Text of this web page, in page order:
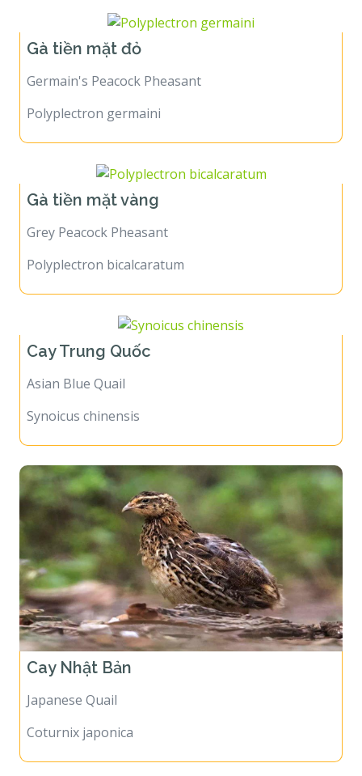
Gà tiền mặt đỏ
Germain's Peacock Pheasant
Polyplectron germaini
Gà tiền mặt vàng
Grey Peacock Pheasant
Polyplectron bicalcaratum
Cay Trung Quốc
Asian Blue Quail
Synoicus chinensis
Cay Nhật Bản
Japanese Quail
Coturnix japonica